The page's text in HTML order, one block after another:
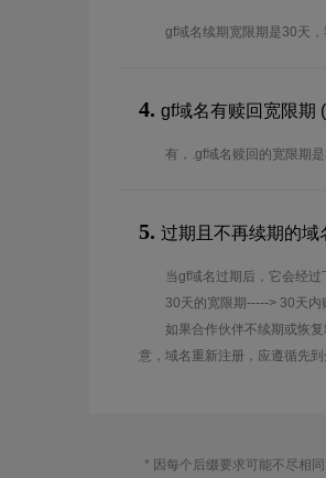
gf域名续期宽限期是30天
4. gf域名有赎回宽限期
有，.gf域名赎回的宽限期是
5. 过期且不再续期的域
当gf域名过期后，它会经过
30天的宽限期-----> 30天
如果合作伙伴不续期或恢
意，域名重新注册，应遵循先到
* 因每个后缀要求可能不尽相